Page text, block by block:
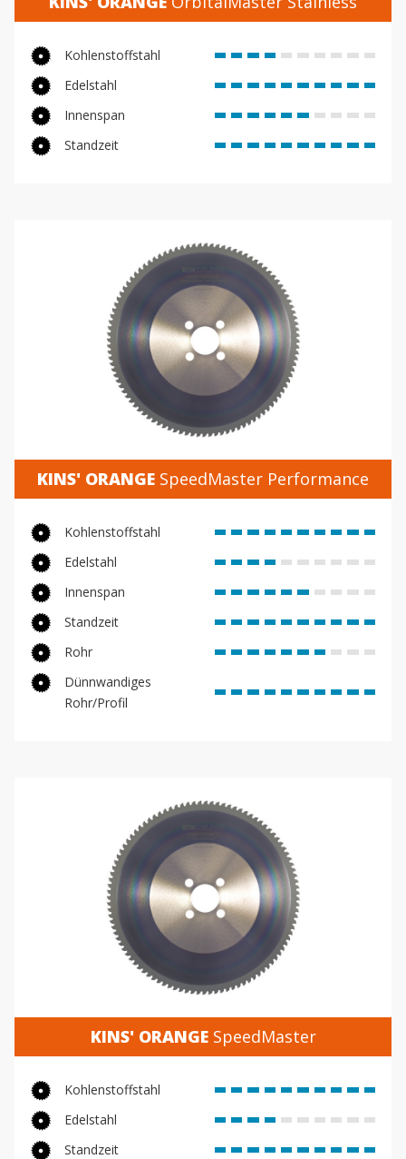
Kohlenstoffstahl
Edelstahl
Innenspan
Standzeit
KINS' ORANGE SpeedMaster Performance
Kohlenstoffstahl
Edelstahl
Innenspan
Standzeit
Rohr
Dünnwandiges
Rohr/Profil
KINS' ORANGESpeedMaster
Kohlenstoffstahl
Edelstahl
Standzeit